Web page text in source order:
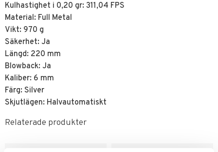
Kulhastighet i 0,20 gr: 311,04 FPS
Material: Full Metal
Vikt: 970 g
Säkerhet: Ja
Längd: 220 mm
Blowback: Ja
Kaliber: 6 mm
Färg: Silver
Skjutlägen: Halvautomatiskt
Relaterade produkter